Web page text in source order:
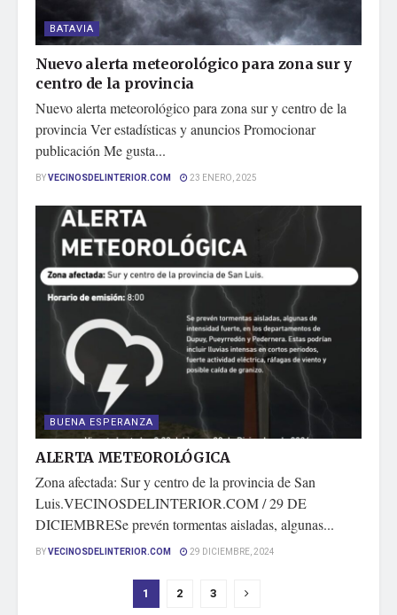
BATAVIA
Nuevo alerta meteorológico para zona sur y
centro de la provincia
Nuevo alerta meteorológico para zona sur y centro de la
provincia Ver estadísticas y anuncios Promocionar
publicación Me gusta...
BYVECINOSDELINTERIOR.COM 23 ENERO, 2025
BUENA ESPERANZA
ALERTA METEOROLÓGICA
Zona afectada: Sur y centro de la provincia de San
Luis.VECINOSDELINTERIOR.COM / 29 DE
DICIEMBRESe prevén tormentas aisladas, algunas...
BYVECINOSDELINTERIOR.COM 29 DICIEMBRE, 2024
1 2 3